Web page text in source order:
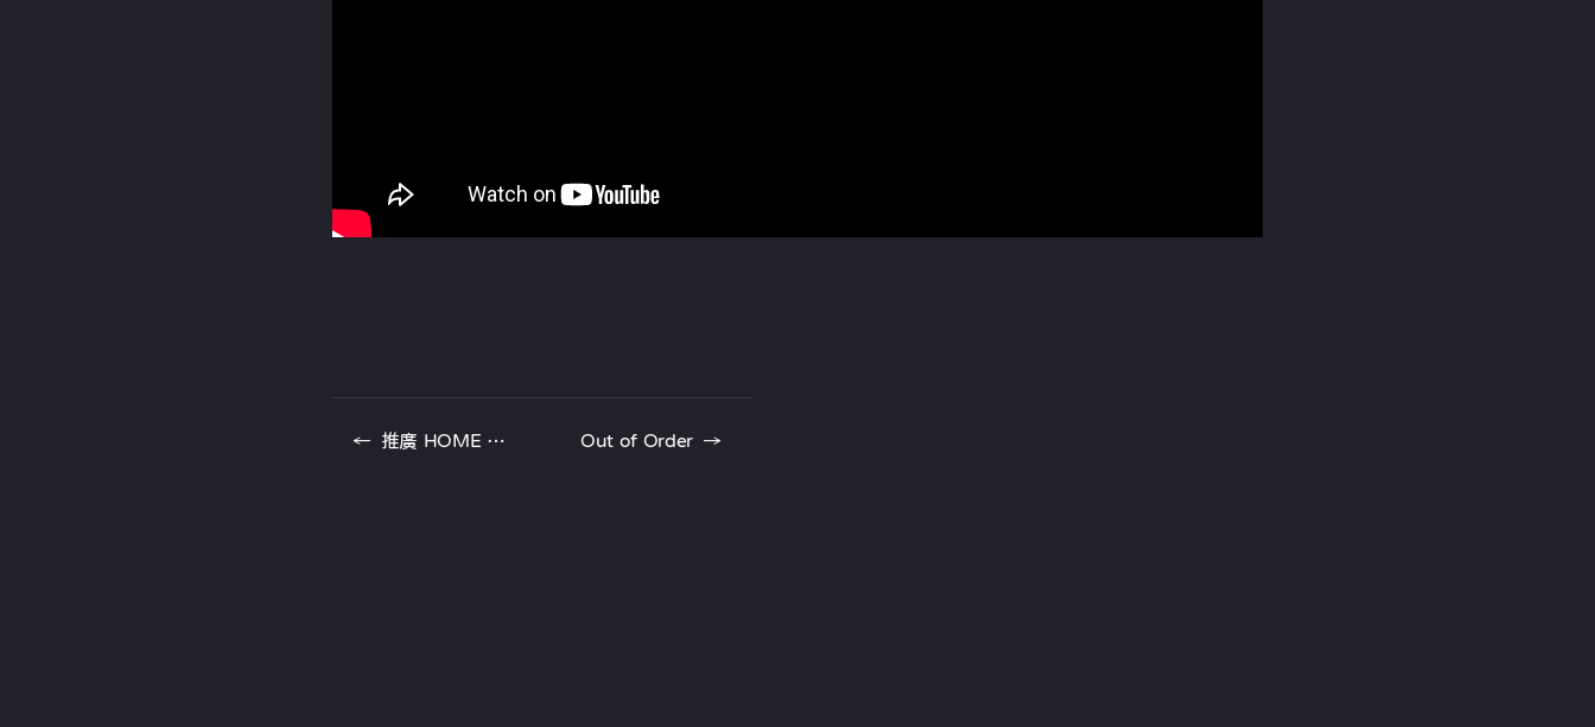
← 推廣 HOME DigEZ Out of Order →